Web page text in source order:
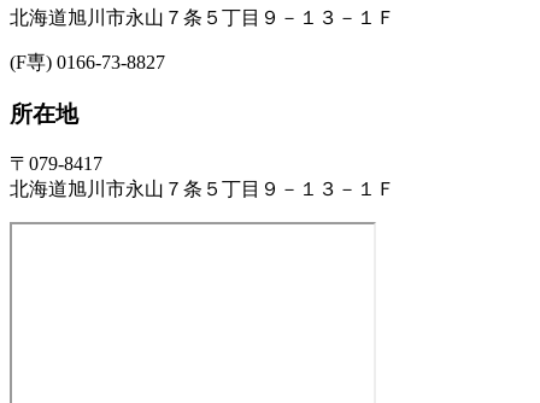
北海道旭川市永山７条５丁目９－１３－１Ｆ
(F専) 0166-73-8827
所在地
〒079-8417
北海道旭川市永山７条５丁目９－１３－１Ｆ